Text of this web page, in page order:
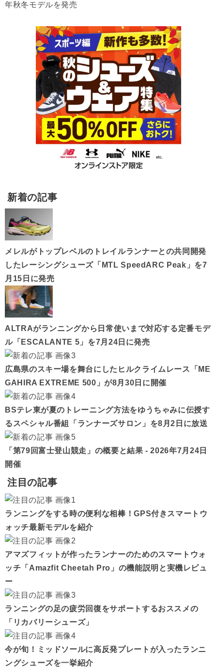
年秋冬モデルを発売
新着の記事
メレルがトップレベルのトレイルランナーとの共同開発
したレーシングシューズ「MTL SpeedARC Peak」を7
月15日に発売
ALTRAがランニングから日常使いまで対応する定番モデ
ル「ESCALANTE 5」を7月24日に発売
広島県のスキー場を舞台にしたヒルクライムレース「ME
GAHIRA EXTREME 500」が8月30日に開催
BSテレ東が夏のトレーニング方法をゆうちゃみに伝授す
るスペシャル番組「ランナーズサロン」を8月2日に放送
「第79回富士登山競走」の概要と結果 - 2026年7月24日
開催
注目の記事
ランニングをする時の便利な相棒！GPS付きスマートウ
ォッチ最新モデルを紹介
アマズフィットが作ったランナーのためのスマートウォ
ッチ「Amazfit Cheetah Pro」の機能説明と実機レビュ
ー
ランニングの足の疲労回復をサポートするおススメの
「リカバリーシューズ」
今が旬！ミッドソールに高反発プレートが入ったランニ
ングシューズを一挙紹介